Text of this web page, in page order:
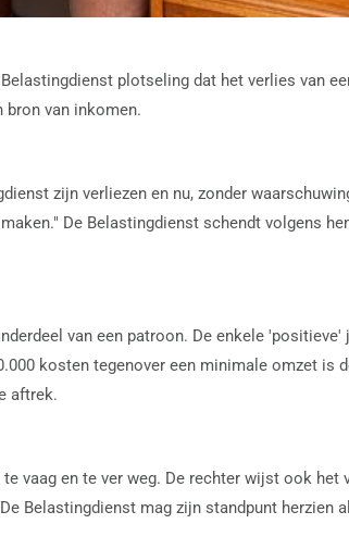
plotseling dat het verlies van
van inkomen.
zijn verliezen en nu, zonder
De Belastingdienst schendt volgens
van een patroon. De enkele 'positieve'
kosten tegenover een minimale omzet is
aftrek.
vaag en te ver weg. De rechter wijst ook het
Belastingdienst mag zijn standpunt herzien